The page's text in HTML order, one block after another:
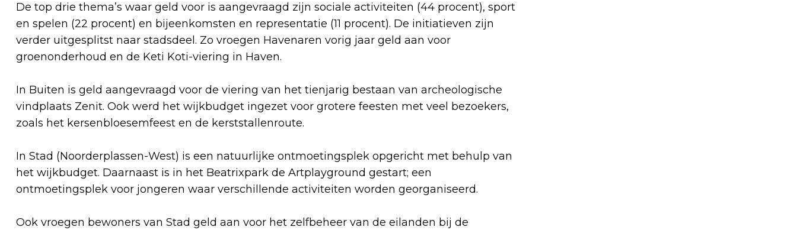
De top drie thema’s waar geld voor is aangevraagd zijn sociale activiteiten (44 procent), sport
en spelen (22 procent) en bijeenkomsten en representatie (11 procent). De initiatieven zijn
verder uitgesplitst naar stadsdeel. Zo vroegen Havenaren vorig jaar geld aan voor
groenonderhoud en de Keti Koti-viering in Haven.
In Buiten is geld aangevraagd voor de viering van het tienjarig bestaan van archeologische
vindplaats Zenit. Ook werd het wijkbudget ingezet voor grotere feesten met veel bezoekers,
zoals het kersenbloesemfeest en de kerststallenroute.
In Stad (Noorderplassen-West) is een natuurlijke ontmoetingsplek opgericht met behulp van
het wijkbudget. Daarnaast is in het Beatrixpark de Artplayground gestart; een
ontmoetingsplek voor jongeren waar verschillende activiteiten worden georganiseerd.
Ook vroegen bewoners van Stad geld aan voor het zelfbeheer van de eilanden bij de